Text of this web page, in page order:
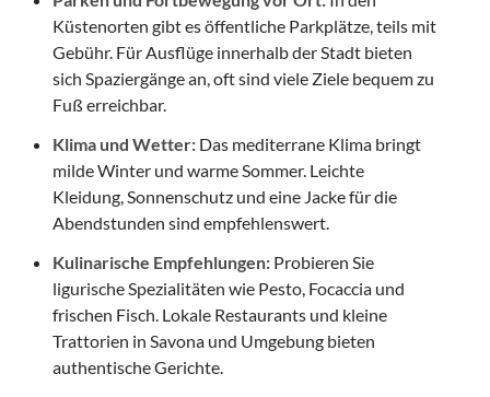
Küstenorten gibt es öffentliche Parkplätze, teils mit
Gebühr. Für Ausflüge innerhalb der Stadt bieten
sich Spaziergänge an, oft sind viele Ziele bequem zu
Fuß erreichbar.
Klima und Wetter: Das mediterrane Klima bringt
milde Winter und warme Sommer. Leichte
Kleidung, Sonnenschutz und eine Jacke für die
Abendstunden sind empfehlenswert.
Kulinarische Empfehlungen: Probieren Sie
ligurische Spezialitäten wie Pesto, Focaccia und
frischen Fisch. Lokale Restaurants und kleine
Trattorien in Savona und Umgebung bieten
authentische Gerichte.